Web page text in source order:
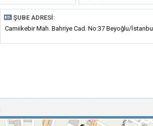
ŞUBE ADRESI:
Camiikebir Mah. Bahriye Cad. No:37 Beyoğlu/İstanbul